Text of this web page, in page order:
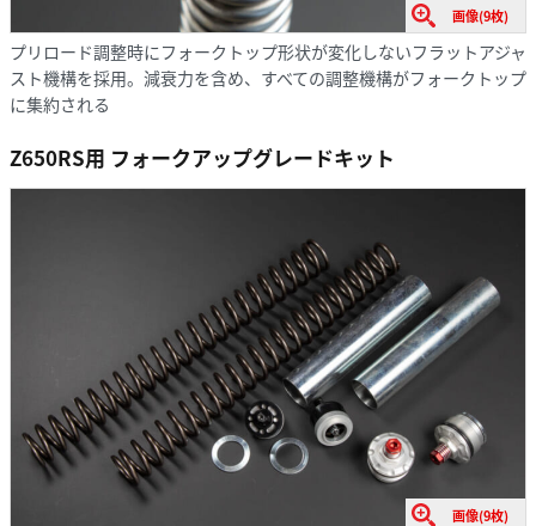
画像(9枚)
プリロード調整時にフォークトップ形状が変化しないフラットアジャ
スト機構を採用。減衰力を含め、すべての調整機構がフォークトップ
に集約される
Z650RS用 フォークアップグレードキット
画像(9枚)